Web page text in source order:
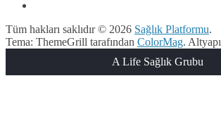
Tüm hakları saklıdır © 2026 Sağlık Platformu.
Tema: ThemeGrill tarafından ColorMag. Altyapı
A Life Sağlık Grubu